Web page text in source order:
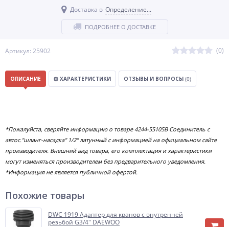
Артикул: 25902 (0)
Доставка в Определение...
ПОДРОБНЕЕ О ДОСТАВКЕ
ОПИСАНИЕ ХАРАКТЕРИСТИКИ ОТЗЫВЫ И ВОПРОСЫ (0)
*Пожалуйста, сверяйте информацию о товаре 4244-55105B Соединитель с
автос."шланг-насадка" 1/2" латунный с информацией на официальном сайте
производителя. Внешний вид товара, его комплектация и характеристики
могут изменяться производителем без предварительного уведомления.
*Информация не является публичной офертой.
Похожие товары
DWC 1919 Адаптер для кранов с внутренней
резьбой G3/4" DAEWOO